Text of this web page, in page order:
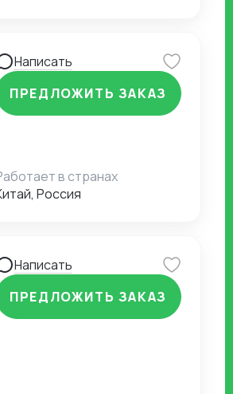
Написать
ПРЕДЛОЖИТЬ ЗАКАЗ
в странах
Россия
Написать
ПРЕДЛОЖИТЬ ЗАКАЗ